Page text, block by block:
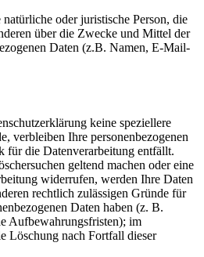
oder juristische Person, die
über die Zwecke und Mittel der
Daten (z.B. Namen, E-Mail-
keine speziellere
verbleiben Ihre personenbezogenen
für die Datenverarbeitung entfällt.
geltend machen oder eine
widerrufen, werden Ihre Daten
rechtlich zulässigen Gründe für
Daten haben (z. B.
Aufbewahrungsfristen); im
Löschung nach Fortfall dieser